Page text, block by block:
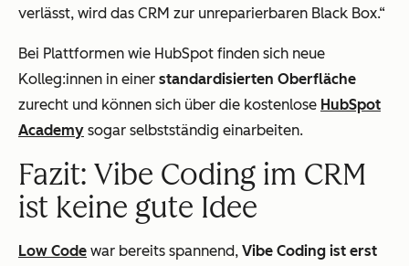
verlässt, wird das CRM zur unreparierbaren Black Box.“
Bei Plattformen wie HubSpot finden sich neue
Kolleg:innen in einer standardisierten Oberfläche
zurecht und können sich über die kostenlose HubSpot
Academy sogar selbstständig einarbeiten.
Fazit: Vibe Coding im CRM
ist keine gute Idee
Low Code war bereits spannend, Vibe Coding ist erst